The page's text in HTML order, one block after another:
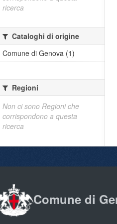
ricerca
Cataloghi di origine
Comune di Genova (1)
Regioni
Non ci sono Regioni che
corrispondono a questa
ricerca
Comune di